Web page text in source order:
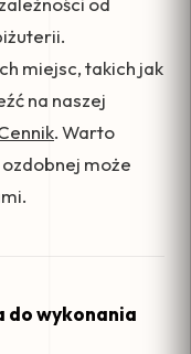
miejsc, takich jak
na naszej
. Warto
może
do wykonania